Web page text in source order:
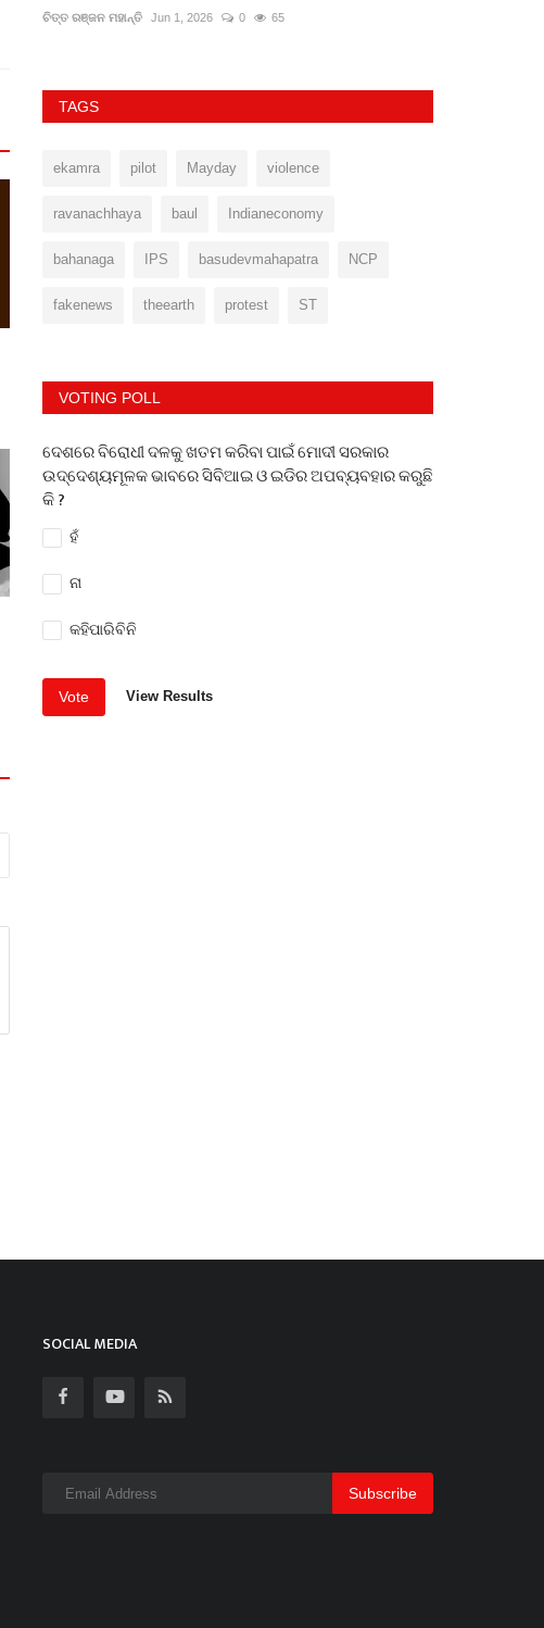
ଚିତ୍ତ ରଞ୍ଜନ ମହାନ୍ତି Jun 1, 2026 0 65
TAGS
ekamra pilot Mayday violence
ravanachhaya baul Indianeconomy
bahanaga IPS basudevmahapatra NCP
fakenews theearth protest ST
VOTING POLL
ଦେଶରେ ବିରୋଧୀ ଦଳକୁ ଖତମ କରିବା ପାଇଁ ମୋଦୀ ସରକାର
ଉଦ୍ଦେଶ୍ୟମୂଳକ ଭାବରେ ସିବିଆଇ ଓ ଇଡିର ଅପବ୍ୟବହାର କରୁଛି
କି ?
ହଁ
ନା
କହିପାରିବିନି
Vote View Results
SOCIAL MEDIA
Subscribe